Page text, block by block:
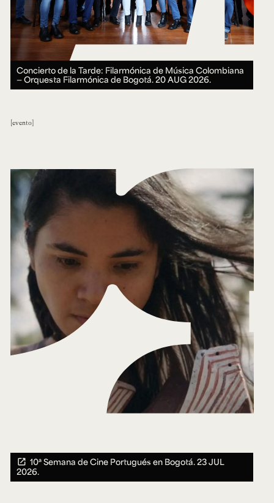
Concierto de la Tarde: Filarmónica de Música Colombiana
— Orquesta Filarmónica de Bogotá.20 AUG 2026.
evento
10ª Semana de Cine Portugués en Bogotá.23 JUL
2026.